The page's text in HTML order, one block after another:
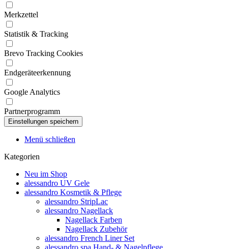
Merkzettel
Statistik & Tracking
Brevo Tracking Cookies
Endgeräteerkennung
Google Analytics
Partnerprogramm
Menü schließen
Kategorien
Neu im Shop
alessandro UV Gele
alessandro Kosmetik & Pflege
alessandro StripLac
alessandro Nagellack
Nagellack Farben
Nagellack Zubehör
alessandro French Liner Set
alessandro spa Hand- & Nagelpflege